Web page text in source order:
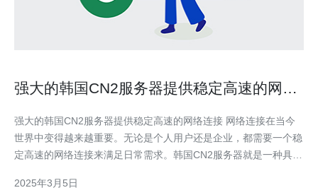
强大的韩国CN2服务器提供稳定高速的网络
强大的韩国CN2服务器提供稳定高速的网络连接 网络连接在当今
世界中变得越来越重要。无论是个人用户还是企业，都需要一个稳
定高速的网络连接来满足日常需求。韩国CN2服务器就是一种具有
韩国CN2服务器是指位于韩国的CN2线路
2025年3月5日